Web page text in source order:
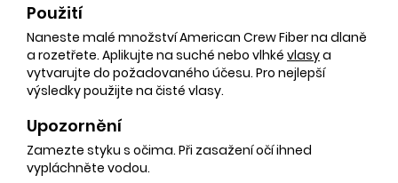
Použití
Naneste malé množství American Crew Fiber na dlaně
a rozetřete. Aplikujte na suché nebo vlhké vlasya
vytvarujte do požadovaného účesu. Pro nejlepší
výsledky použijte na čisté vlasy.
Upozornění
Zamezte styku s očima. Při zasažení očí ihned
vypláchněte vodou.